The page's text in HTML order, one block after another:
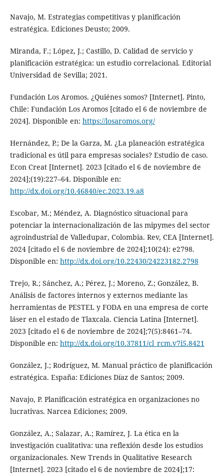
Navajo, M. Estrategias competitivas y planificación
estratégica. Ediciones Deusto; 2009.
Miranda, F.; López, J.; Castillo, D. Calidad de servicio y
planificación estratégica: un estudio correlacional. Editorial
Universidad de Sevilla; 2021.
Fundación Los Aromos. ¿Quiénes somos? [Internet]. Pinto,
Chile: Fundación Los Aromos [citado el 6 de noviembre de
2024]. Disponible en: https://losaromos.org/
Hernández, P.; De la Garza, M. ¿La planeación estratégica
tradicional es útil para empresas sociales? Estudio de caso.
Econ Creat [Internet]. 2023 [citado el 6 de noviembre de
2024];(19):227–64. Disponible en:
http://dx.doi.org/10.46840/ec.2023.19.a8
Escobar, M.; Méndez, A. Diagnóstico situacional para
potenciar la internacionalización de las mipymes del sector
agroindustrial de Valledupar, Colombia. Rev, CEA [Internet].
2024 [citado el 6 de noviembre de 2024];10(24): e2798.
Disponible en: http://dx.doi.org/10.22430/24223182.2798
Trejo, R.; Sánchez, A.; Pérez, J.; Moreno, Z.; González, B.
Análisis de factores internos y externos mediante las
herramientas de PESTEL y FODA en una empresa de corte
láser en el estado de Tlaxcala. Ciencia Latina [Internet].
2023 [citado el 6 de noviembre de 2024];7(5):8461–74.
Disponible en: http://dx.doi.org/10.37811/cl_rcm.v7i5.8421
González, J.; Rodríguez, M. Manual práctico de planificación
estratégica. España: Ediciones Díaz de Santos; 2009.
Navajo, P. Planificación estratégica en organizaciones no
lucrativas. Narcea Ediciones; 2009.
González, A.; Salazar, A.; Ramírez, J. La ética en la
investigación cualitativa: una reflexión desde los estudios
organizacionales. New Trends in Qualitative Research
[Internet]. 2023 [citado el 6 de noviembre de 2024];17: